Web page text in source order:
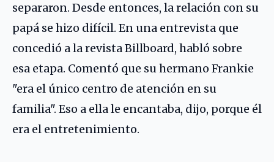
separaron. Desde entonces, la relación con su
papá se hizo difícil. En una entrevista que
concedió a la revista Billboard, habló sobre
esa etapa. Comentó que su hermano Frankie
"era el único centro de atención en su
familia". Eso a ella le encantaba, dijo, porque él
era el entretenimiento.